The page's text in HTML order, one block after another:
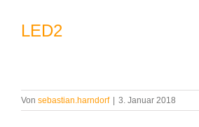
LED2
Von sebastian.harndorf | 3. Januar 2018